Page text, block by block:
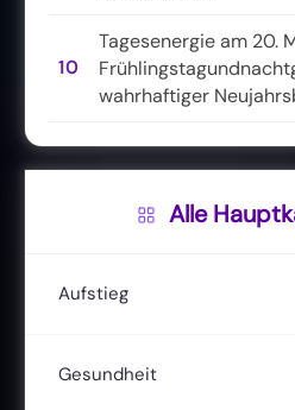
10
Tagesenergie am 20.
wahrhaftiger
Alle
Aufstieg
Christusbewusstsein
Gesundheit